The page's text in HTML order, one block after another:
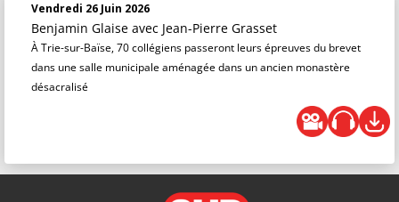
Vendredi 26 Juin 2026
Benjamin Glaise avec Jean-Pierre Grasset
À Trie-sur-Baïse, 70 collégiens passeront leurs épreuves du brevet
dans une salle municipale aménagée dans un ancien monastère
désacralisé